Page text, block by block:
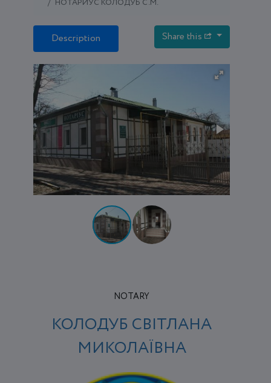
НОТАРИУС КОЛОДУБ С.М.
Description Share this
NOTARY
КОЛОДУБ СВІТЛАНА
МИКОЛАЇВНА